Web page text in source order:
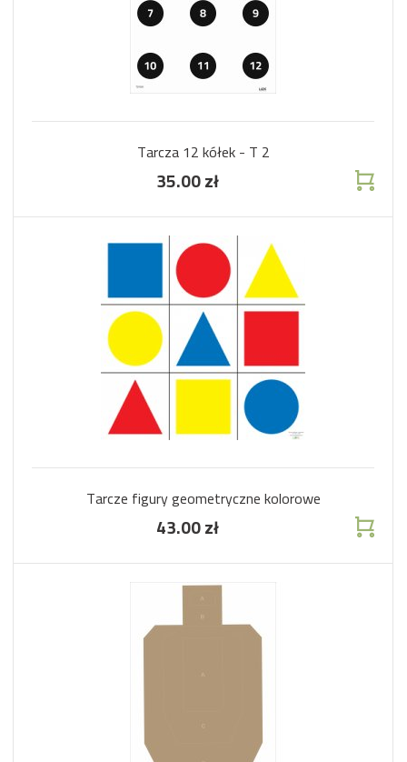
Tarcza 12 kółek - T 2
35.00 zł
Tarcze figury geometryczne kolorowe
43.00 zł